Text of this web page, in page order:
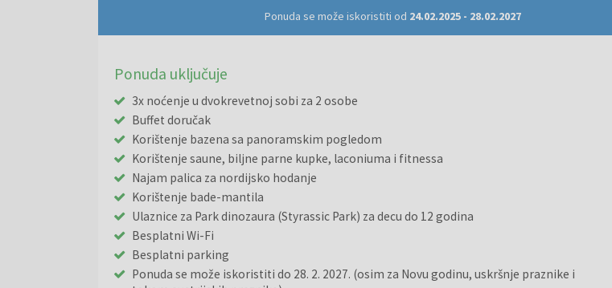
Ponuda se može iskoristiti od 24.02.2025 - 28.02.2027
Ponuda uključuje
3x noćenje u dvokrevetnoj sobi za 2 osobe
Buffet doručak
Korištenje bazena sa panoramskim pogledom
Korištenje saune, biljne parne kupke, laconiuma i fitnessa
Najam palica za nordijsko hodanje
Korištenje bade-mantila
Ulaznice za Park dinozaura (Styrassic Park) za decu do 12 godina
Besplatni Wi-Fi
Besplatni parking
Ponuda se može iskoristiti do 28. 2. 2027. (osim za Novu godinu, uskršnje praznike i